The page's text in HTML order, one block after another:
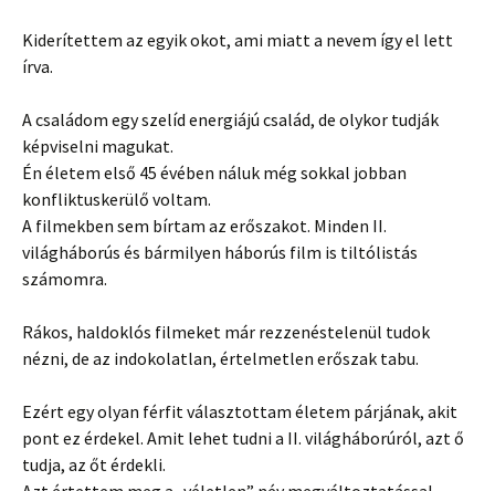
Kiderítettem az egyik okot, ami miatt a nevem így el lett
írva.
A családom egy szelíd energiájú család, de olykor tudják
képviselni magukat.
Én életem első 45 évében náluk még sokkal jobban
konfliktuskerülő voltam.
A filmekben sem bírtam az erőszakot. Minden II.
világháborús és bármilyen háborús film is tiltólistás
számomra.
Rákos, haldoklós filmeket már rezzenéstelenül tudok
nézni, de az indokolatlan, értelmetlen erőszak tabu.
Ezért egy olyan férfit választottam életem párjának, akit
pont ez érdekel. Amit lehet tudni a II. világháborúról, azt ő
tudja, az őt érdekli.